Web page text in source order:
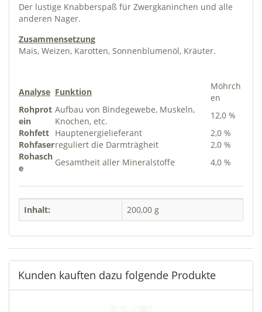
Der lustige Knabberspaß für Zwergkaninchen und alle
anderen Nager.
Zusammensetzung
Mais, Weizen, Karotten, Sonnenblumenöl, Kräuter.
Analyse Funktion
Möhrch
en
Rohprot
ein
Aufbau von Bindegewebe, Muskeln,
Knochen, etc.
12,0 %
Rohfett Hauptenergielieferant
2,0 %
Rohfaserreguliert die Darmträgheit
2,0 %
Rohasch
e
Gesamtheit aller Mineralstoffe 4,0 %
Inhalt: 200,00 g
Kunden kauften dazu folgende Produkte